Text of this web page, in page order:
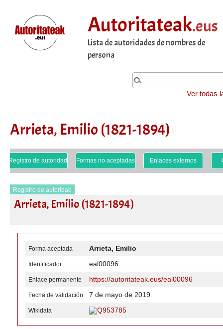
Autoritateak.eus
Lista de autoridades de nombres de
persona
Ver todas
Arrieta, Emilio (1821-1894)
Registro de autoridad Formas no aceptadas Enlaces externos
Registro de autoridad
Arrieta, Emilio (1821-1894)
Forma aceptada Arrieta, Emilio
Identificador eal00096
Enlace permanente https://autoritateak.eus/eal00096
Fecha de validación 7 de mayo de 2019
Wikidata Q953785